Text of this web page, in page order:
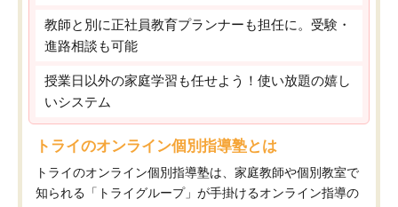
教師と別に正社員教育プランナーも担任に。受験・
進路相談も可能
授業日以外の家庭学習も任せよう！使い放題の嬉し
いシステム
トライのオンライン個別指導塾とは
トライのオンライン個別指導塾は、家庭教師や個別教室で
知られる「トライグループ」が手掛けるオンライン指導の